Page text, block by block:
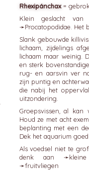
Rhexipánchax =
Klein geslacht van tandkarpers
➛Procatopodidae . Het
Slank gebouwde
lichaam, zijdelings
lichaam maar weinig.
en sterk
rug- en aarsvin ver
zijn puntig en
die nabij het
uitzondering.
Groepsvissen, al kan
Houd ze met acht
beplanting met een
Dek het aquarium
Als voedsel niet te
denk aan ➛
➛fruitvliegen